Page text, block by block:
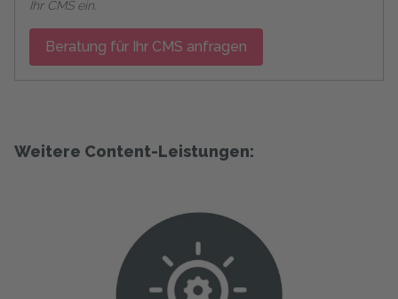
Ihr CMS ein.
Beratung für Ihr CMS anfragen
Weitere Content-Leistungen: